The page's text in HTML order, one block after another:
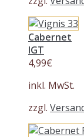
Cabernet
IGT
4,99€
inkl. MwSt.
zzgl.